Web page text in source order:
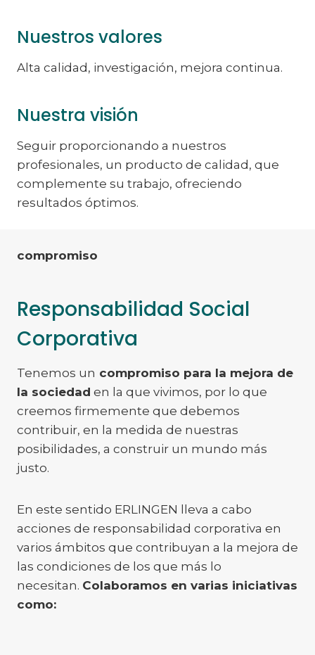
Nuestros valores
Alta calidad, investigación, mejora continua.
Nuestra visión
Seguir proporcionando a nuestros
profesionales, un producto de calidad, que
complemente su trabajo, ofreciendo
resultados óptimos.
compromiso
Responsabilidad Social
Corporativa
Tenemos un compromiso para la mejora de
la sociedad en la que vivimos, por lo que
creemos firmemente que debemos
contribuir, en la medida de nuestras
posibilidades, a construir un mundo más
justo.
En este sentido ERLINGEN lleva a cabo
acciones de responsabilidad corporativa en
varios ámbitos que contribuyan a la mejora de
las condiciones de los que más lo
necesitan. Colaboramos en varias iniciativas
como: